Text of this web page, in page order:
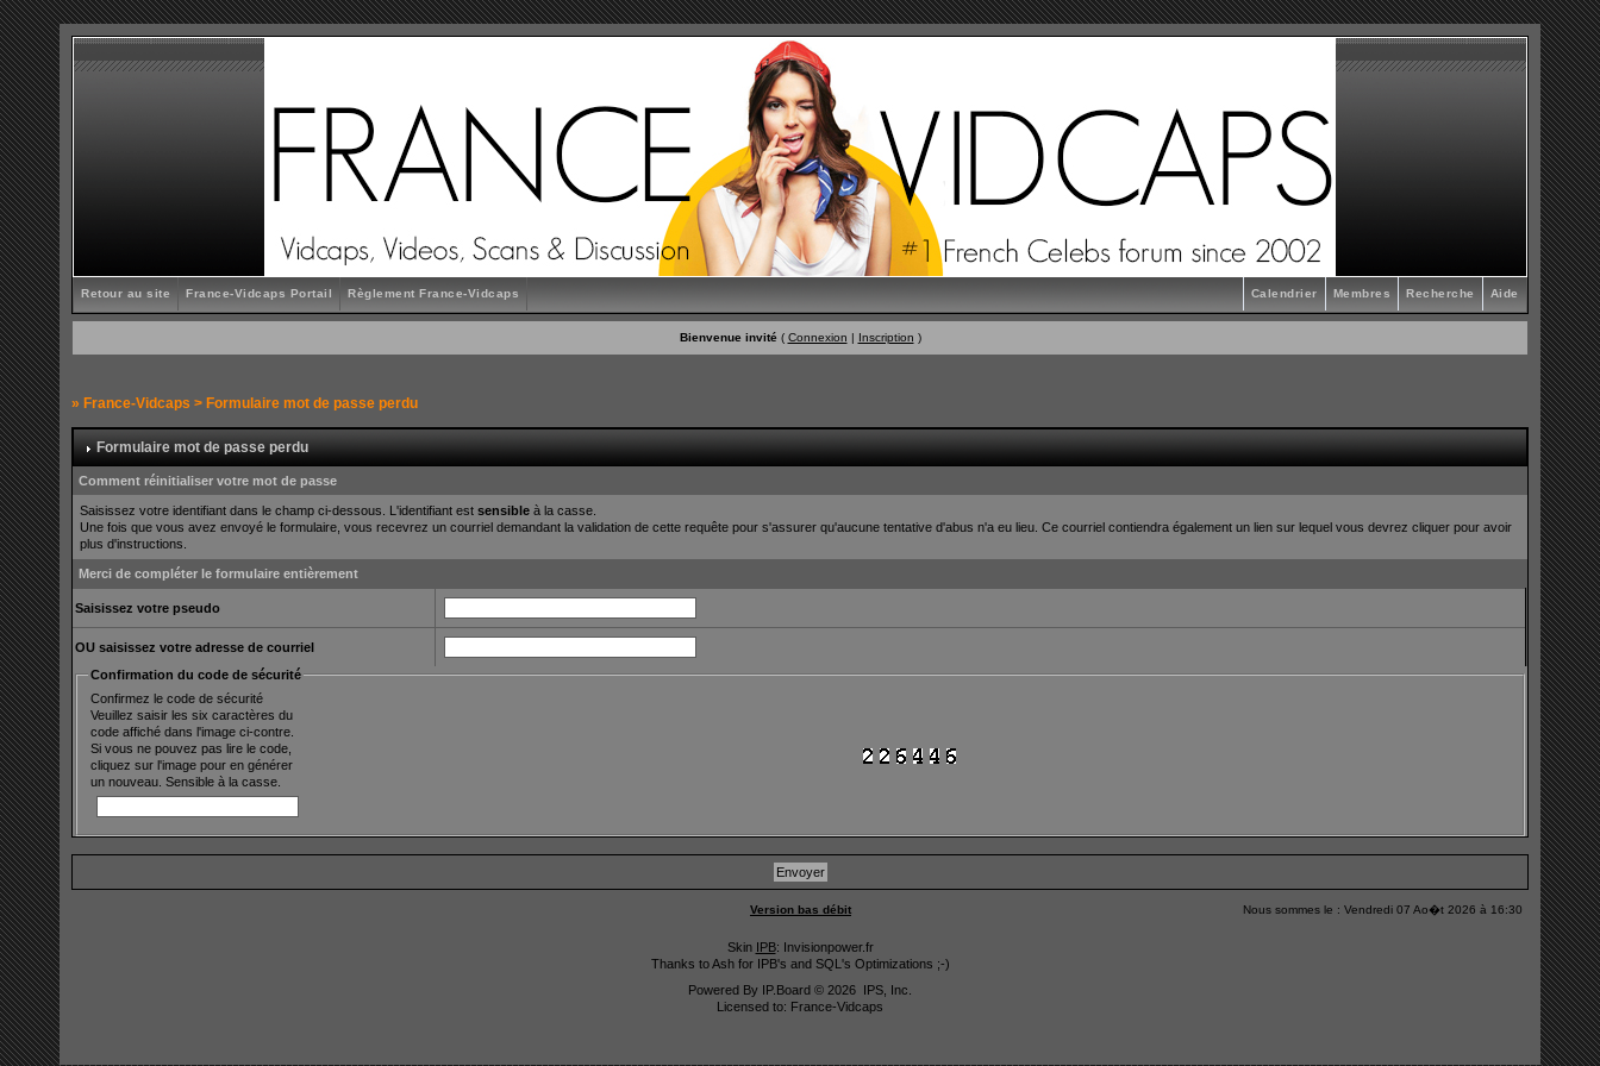
Retour au site France-Vidcaps Portail Règlement France-Vidcaps Aide
Recherche
Membres
Calendrier
Bienvenue invité( Connexion | Inscription )
» France-Vidcaps > Formulaire mot de passe perdu
Formulaire mot de passe perdu
Comment réinitialiser votre mot de passe
Saisissez votre identifiant dans le champ ci-dessous. L'identifiant estsensible à la casse.
Une fois que vous avez envoyé le formulaire, vous recevrez un courriel demandant la validation de cette requête pour s'assurer qu'aucune tentative d'abus n'a eu lieu. Ce courriel contiendra également un lien sur lequel vous devrez cliquer pour avoir
plus d'instructions.
Merci de compléter le formulaire entièrement
Saisissez votre pseudo
OU saisissez votre adresse de courriel
Confirmation du code de sécurité
Confirmez le code de sécurité
Veuillez saisir les six caractères du
code affiché dans l'image ci-contre.
Si vous ne pouvez pas lire le code,
cliquez sur l'image pour en générer
un nouveau. Sensible à la casse.
Version bas débit Nous sommes le : Vendredi 07 Ao�t 2026 à 16:30
Skin IPB: Invisionpower.fr
Thanks to Ash for IPB's and SQL's Optimizations ;-)
Powered By IP.Board © 2026 IPS, Inc
Licensed to: France-Vidcaps